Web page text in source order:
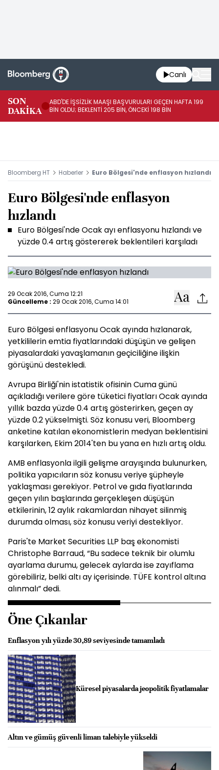
Canlı
SON
DAKİKA
ABD'DE İŞSİZLİK MAAŞI BAŞVURULARI GEÇEN HAFTA 199
BİN OLDU; BEKLENTİ 205 BİN, ÖNCEKİ 198 BİN
Bloomberg HT Haberler Euro Bölgesi'nde enflasyon hızlandı
Euro Bölgesi'nde enflasyon
hızlandı
Euro Bölgesi'nde Ocak ayı enflasyonu hızlandı ve
yüzde 0.4 artış göstererek beklentileri karşıladı
29 Ocak 2016, Cuma 12:21
Güncelleme : 29 Ocak 2016, Cuma 14:01
Euro Bölgesi enflasyonu Ocak ayında hızlanarak,
yetkililerin emtia fiyatlarındaki düşüşün ve gelişen
piyasalardaki yavaşlamanın geçiciliğine ilişkin
görüşünü destekledi.
Avrupa Birliği'nin istatistik ofisinin Cuma günü
açıkladığı verilere göre tüketici fiyatları Ocak ayında
yıllık bazda yüzde 0.4 artış gösterirken, geçen ay
yüzde 0.2 yükselmişti. Söz konusu veri, Bloomberg
anketine katılan ekonomistlerin medyan beklentisini
karşılarken, Ekim 2014'ten bu yana en hızlı artış oldu.
AMB enflasyonla ilgili gelişme arayışında bulunurken,
politika yapıcıların söz konusu veriye şüpheyle
yaklaşması gerekiyor. Petrol ve gıda fiyatlarında
geçen yılın başlarında gerçekleşen düşüşün
etkilerinin, 12 aylık rakamlardan nihayet silinmiş
durumda olması, söz konusu veriyi destekliyor.
Paris'te Market Securities LLP baş ekonomisti
Christophe Barraud, “Bu sadece teknik bir olumlu
ayarlama durumu, gelecek aylarda ise zayıflama
görebiliriz, belki altı ay içerisinde. TÜFE kontrol altına
alınmalı” dedi.
Öne Çıkanlar
Enflasyon yılı yüzde 30,89 seviyesinde tamamladı
Küresel piyasalarda jeopolitik fiyatlamalar
Altın ve gümüş güvenli liman talebiyle yükseldi